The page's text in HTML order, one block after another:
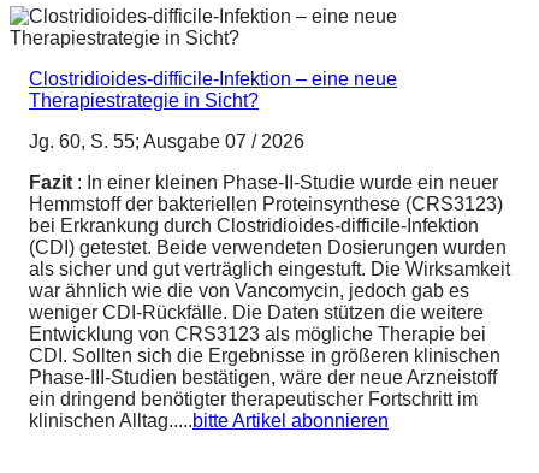
Clostridioides-difficile-Infektion – eine neue
Therapiestrategie in Sicht?
Jg. 60, S. 55; Ausgabe 07 / 2026
Fazit : In einer kleinen Phase-II-Studie wurde ein neuer
Hemmstoff der bakteriellen Proteinsynthese (CRS3123)
bei Erkrankung durch Clostridioides-difficile-Infektion
(CDI) getestet. Beide verwendeten Dosierungen wurden
als sicher und gut verträglich eingestuft. Die Wirksamkeit
war ähnlich wie die von Vancomycin, jedoch gab es
weniger CDI-Rückfälle. Die Daten stützen die weitere
Entwicklung von CRS3123 als mögliche Therapie bei
CDI. Sollten sich die Ergebnisse in größeren klinischen
Phase-III-Studien bestätigen, wäre der neue Arzneistoff
ein dringend benötigter therapeutischer Fortschritt im
klinischen Alltag.....bitte Artikel abonnieren